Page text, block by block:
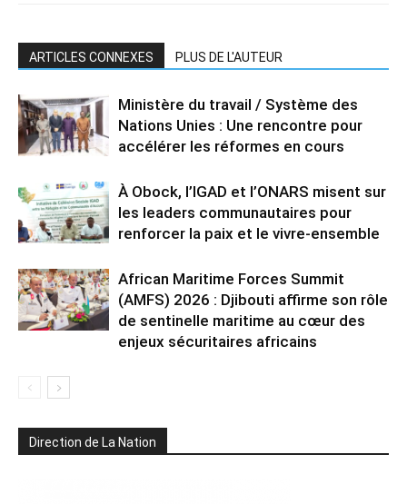
ARTICLES CONNEXES PLUS DE L'AUTEUR
Ministère du travail / Système des
Nations Unies : Une rencontre pour
accélérer les réformes en cours
À Obock, l’IGAD et l’ONARS misent sur
les leaders communautaires pour
renforcer la paix et le vivre-ensemble
African Maritime Forces Summit
(AMFS) 2026 : Djibouti affirme son rôle
de sentinelle maritime au cœur des
enjeux sécuritaires africains
Direction de La Nation